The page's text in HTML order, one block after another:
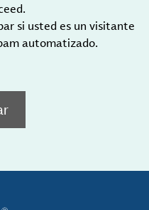
si usted es un visitante
automatizado.